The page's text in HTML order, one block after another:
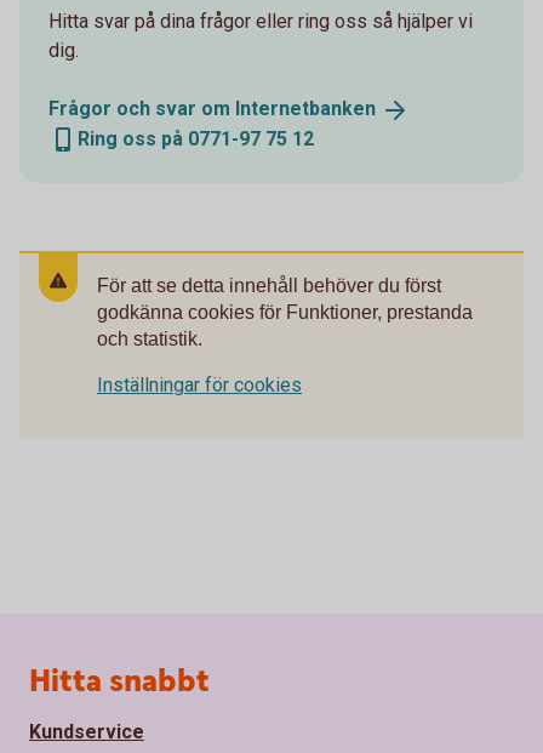
Hitta svar på dina frågor eller ring oss så hjälper vi
dig.
Frågor och svar om Internetbanken
Ring oss på 0771-97 75 12
För att se detta innehåll behöver du först
godkänna cookies för Funktioner, prestanda
och statistik.
Inställningar för cookies
Sidfot
Hitta snabbt
Kundservice